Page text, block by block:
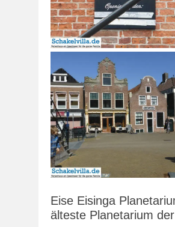
Eise Eisinga
älteste Planetarium